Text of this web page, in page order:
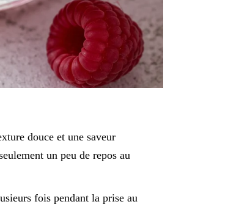
douce et une saveur
un peu de repos au
fois pendant la prise au